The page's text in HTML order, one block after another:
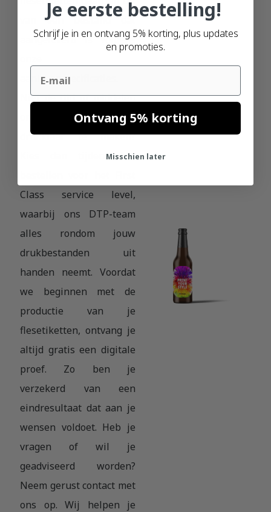
van een bestand dat
aangeleverd is volgens
aanleverspecificaties.
Niet de tijd of middelen
om zelf je ontwerp
drukklaar te maken?
Kies dan tijdens het
Class service level,
waarbij ons DTP-team
alles rondom jouw
drukbestanden uit
handen neemt. Voordat
we beginnen met de
productie van je
flesetiketten, ontvang je
altijd gratis een digitale
proef. Zo ben je
verzekerd van een
eindresultaat dat aan je
wensen voldoet. Heb je
vragen of wil je
geadviseerd worden?
Neem gerust contact met
ons op. Wij helpen je
Je eerste bestelling!
Schrijf je in en ontvang 5% korting, plus updates
en promoties.
Email
Ontvang 5% korting
Misschien later